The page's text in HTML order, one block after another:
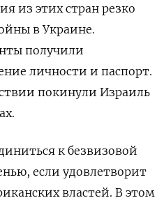
из этих стран резко
в Украине.
получили
личности и паспорт.
покинули Израиль
к безвизовой
если удовлетворит
властей. В этом